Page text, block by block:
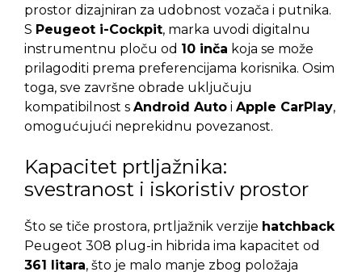
prostor dizajniran za udobnost vozača i putnika.
S Peugeot i-Cockpit, marka uvodi digitalnu
instrumentnu ploču od 10 inča koja se može
prilagoditi prema preferencijama korisnika. Osim
toga, sve završne obrade uključuju
kompatibilnost s Android Auto i Apple CarPlay,
omogućujući neprekidnu povezanost.
Kapacitet prtljažnika:
svestranost i iskoristiv prostor
Što se tiče prostora, prtljažnik verzije hatchback
Peugeot 308 plug-in hibrida ima kapacitet od
361 litara, što je malo manje zbog položaja